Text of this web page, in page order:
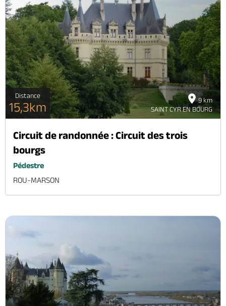
9 km
SAINT CYR EN BOURG
Distance
15,3km
Circuit de randonnée : Circuit des trois
bourgs
Pédestre
ROU-MARSON